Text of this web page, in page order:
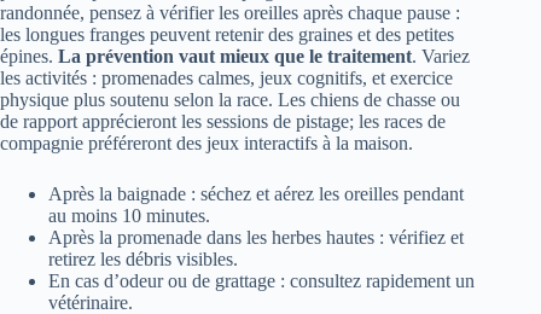
randonnée, pensez à vérifier les oreilles après chaque pause :
les longues franges peuvent retenir des graines et des petites
épines. La prévention vaut mieux que le traitement. Variez
les activités : promenades calmes, jeux cognitifs, et exercice
physique plus soutenu selon la race. Les chiens de chasse ou
de rapport apprécieront les sessions de pistage; les races de
compagnie préféreront des jeux interactifs à la maison.
Après la baignade : séchez et aérez les oreilles pendant
au moins 10 minutes.
Après la promenade dans les herbes hautes : vérifiez et
retirez les débris visibles.
En cas d’odeur ou de grattage : consultez rapidement un
vétérinaire.